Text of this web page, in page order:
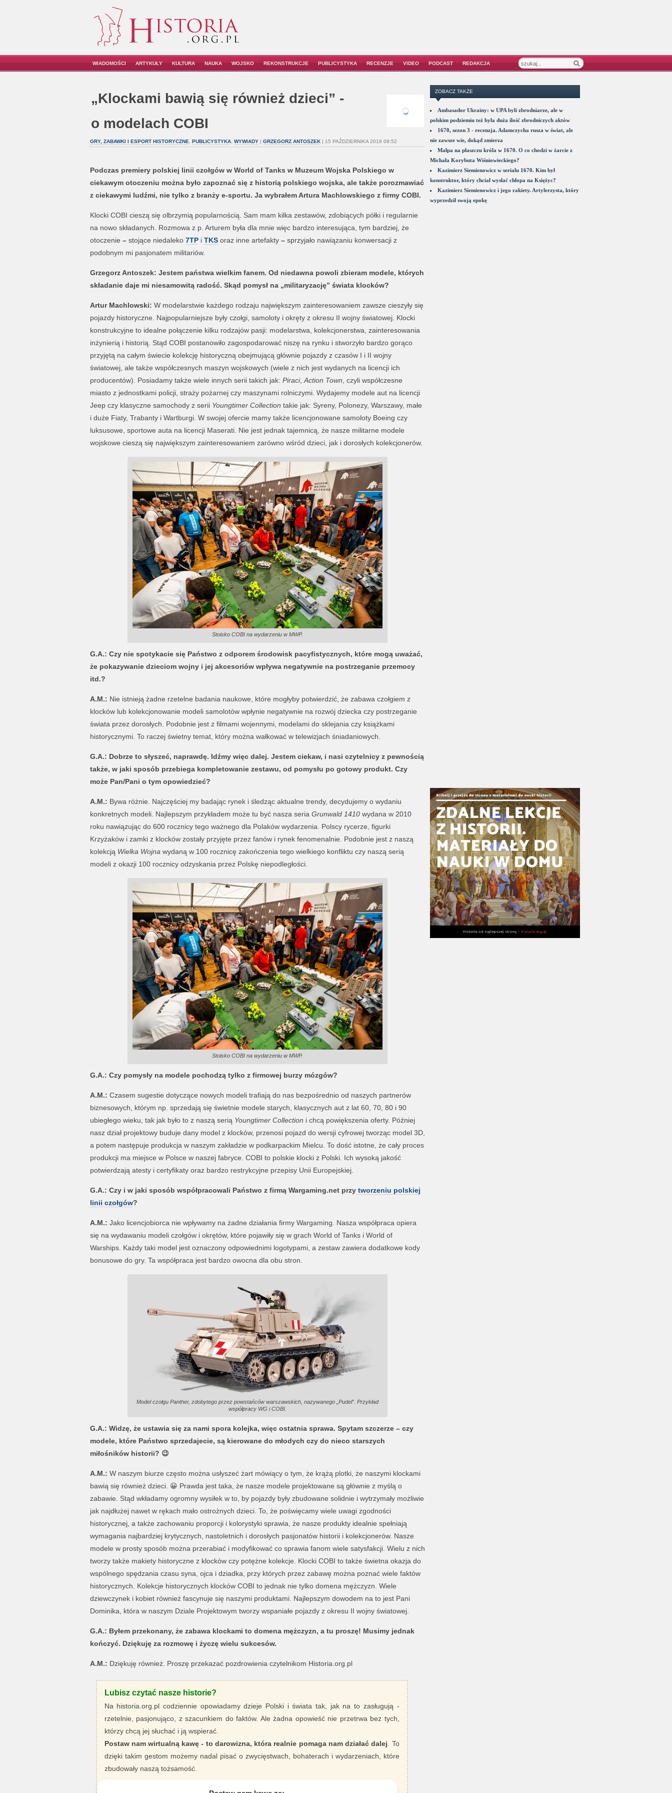
WIADOMOŚCI ARTYKUŁY KULTURA NAUKA WOJSKO REKONSTRUKCJE PUBLICYSTYKA RECENZJE VIDEO PODCAST REDAKCJA
„Klockami bawią się również dzieci” -
o modelach COBI
GRY, ZABAWKI I ESPORT HISTORYCZNE PUBLICYSTYKA, WYWIADY| GRZEGORZ ANTOSZEK| 15 PAŹDZIERNIKA 2018 09:52
Podczas premiery polskiej linii czołgów w World of Tanks w Muzeum Wojska Polskiego w
ciekawym otoczeniu można było zapoznać się z historią polskiego wojska, ale także porozmawiać
z ciekawymi ludźmi, nie tylko z branży e-sportu. Ja wybrałem Artura Machlowskiego z firmy COBI.
Klocki COBI cieszą się olbrzymią popularnością. Sam mam kilka zestawów, zdobiących półki i regularnie
na nowo składanych. Rozmowa z p. Arturem była dla mnie więc bardzo interesująca, tym bardziej, że
otoczenie –stojące niedaleko 7TPi TKSoraz inne artefakty –sprzyjało nawiązaniu konwersacji z
podobnym mi pasjonatem militariów.
Grzegorz Antoszek: Jestem państwa wielkim fanem. Od niedawna powoli zbieram modele, których
składanie daje mi niesamowitą radość. Skąd pomysł na „militaryzację” świata klocków?
Artur Machlowski: W modelarstwie każdego rodzaju największym zainteresowaniem zawsze cieszyły się
pojazdy historyczne. Najpopularniejsze były czołgi, samoloty i okręty z okresu II wojny światowej. Klocki
konstrukcyjne to idealne połączenie kilku rodzajów pasji: modelarstwa, kolekcjonerstwa, zainteresowania
inżynierią i historią. Stąd COBI postanowiło zagospodarować niszę na rynku i stworzyło bardzo gorąco
przyjętą na całym świecie kolekcję historyczną obejmującą głównie pojazdy z czasów I i II wojny
światowej, ale także współczesnych maszyn wojskowych (wiele z nich jest wydanych na licencji ich
producentów). Posiadamy także wiele innych serii takich jak: Piraci, Action Town , czyli współczesne
miasto z jednostkami policji, straży pożarnej czy maszynami rolniczymi. Wydajemy modele aut na licencji
Jeep czy klasyczne samochody z serii Youngtimer Collection takie jak: Syreny, Polonezy, Warszawy, małe
i duże Fiaty, Trabanty i Wartburgi. W swojej ofercie mamy także licencjonowane samoloty Boeing czy
luksusowe, sportowe auta na licencji Maserati. Nie jest jednak tajemnicą, że nasze militarne modele
wojskowe cieszą się największym zainteresowaniem zarówno wśród dzieci, jak i dorosłych kolekcjonerów.
Stoisko COBI na wydarzeniu w MWP.
G.A.: Czy nie spotykacie się Państwo z odporem środowisk pacyfistycznych, które mogą uważać,
że pokazywanie dzieciom wojny i jej akcesoriów wpływa negatywnie na postrzeganie przemocy
itd.?
A.M.: Nie istnieją żadne rzetelne badania naukowe, które mogłyby potwierdzić, że zabawa czołgiem z
klocków lub kolekcjonowanie modeli samolotów wpłynie negatywnie na rozwój dziecka czy postrzeganie
świata przez dorosłych. Podobnie jest z filmami wojennymi, modelami do sklejania czy książkami
historycznymi. To raczej świetny temat, który można wałkować w telewizjach śniadaniowych.
G.A.: Dobrze to słyszeć, naprawdę. Idźmy więc dalej. Jestem ciekaw, i nasi czytelnicy z pewnością
także, w jaki sposób przebiega kompletowanie zestawu, od pomysłu po gotowy produkt. Czy
może Pan/Pani o tym opowiedzieć?
A.M.: Bywa różnie. Najczęściej my badając rynek i śledząc aktualne trendy, decydujemy o wydaniu
konkretnych modeli. Najlepszym przykładem może tu być nasza seria Grunwald 1410wydana w 2010
roku nawiązując do 600 rocznicy tego ważnego dla Polaków wydarzenia. Polscy rycerze, figurki
Krzyżaków i zamki z klocków zostały przyjęte przez fanów i rynek fenomenalnie. Podobnie jest z naszą
kolekcją Wielka Wojna wydaną w 100 rocznicę zakończenia tego wielkiego konfliktu czy naszą serią
modeli z okazji 100 rocznicy odzyskania przez Polskę niepodległości.
Stoisko COBI na wydarzeniu w MWP.
G.A.: Czy pomysły na modele pochodzą tylko z firmowej burzy mózgów?
A.M.: Czasem sugestie dotyczące nowych modeli trafiają do nas bezpośrednio od naszych partnerów
biznesowych, którym np. sprzedają się świetnie modele starych, klasycznych aut z lat 60, 70, 80 i 90
ubiegłego wieku, tak jak było to z naszą serią Youngtimer Collection i chcą powiększenia oferty. Później
nasz dział projektowy buduje dany model z klocków, przenosi pojazd do wersji cyfrowej tworząc model 3D,
a potem następuje produkcja w naszym zakładzie w podkarpackim Mielcu. To dość istotne, że cały proces
produkcji ma miejsce w Polsce w naszej fabryce. COBI to polskie klocki z Polski. Ich wysoką jakość
potwierdzają atesty i certyfikaty oraz bardzo restrykcyjne przepisy Unii Europejskiej.
G.A.: Czy i w jaki sposób współpracowali Państwo z firmą Wargaming.net przytworzeniu polskiej
linii czołgów?
A.M.: Jako licencjobiorca nie wpływamy na żadne działania firmy Wargaming. Nasza współpraca opiera
się na wydawaniu modeli czołgów i okrętów, które pojawiły się w grach World of Tanks i World of
Warships. Każdy taki model jest oznaczony odpowiednimi logotypami, a zestaw zawiera dodatkowe kody
bonusowe do gry. Ta współpraca jest bardzo owocna dla obu stron.
Model czołgu Panther, zdobytego przez powstańców warszawskich, nazywanego „Pudel”. Przykład
współpracy WG i COBI.
G.A.: Widzę, że ustawia się za nami spora kolejka, więc ostatnia sprawa. Spytam szczerze – czy
modele, które Państwo sprzedajecie, są kierowane do młodych czy do nieco starszych
miłośników historii? 😉
A.M.: W naszym biurze często można usłyszeć żart mówiący o tym, że krążą plotki, że naszymi klockami
bawią się również dzieci. 😀 Prawda jest taka, że nasze modele projektowane są głównie z myślą o
zabawie. Stąd wkładamy ogromny wysiłek w to, by pojazdy były zbudowane solidnie i wytrzymały możliwie
jak najdłużej nawet w rękach mało ostrożnych dzieci. To, że poświęcamy wiele uwagi zgodności
historycznej, a także zachowaniu proporcji i kolorystyki sprawia, że nasze produkty idealnie spełniają
wymagania najbardziej krytycznych, nastoletnich i dorosłych pasjonatów historii i kolekcjonerów. Nasze
modele w prosty sposób można przerabiać i modyfikować co sprawia fanom wiele satysfakcji. Wielu z nich
tworzy także makiety historyczne z klocków czy potężne kolekcje. Klocki COBI to także świetna okazja do
wspólnego spędzania czasu syna, ojca i dziadka, przy których przez zabawę można poznać wiele faktów
historycznych. Kolekcje historycznych klocków COBI to jednak nie tylko domena mężczyzn. Wiele
dziewczynek i kobiet również fascynuje się naszymi produktami. Najlepszym dowodem na to jest Pani
Dominika, która w naszym Dziale Projektowym tworzy wspaniałe pojazdy z okresu II wojny światowej.
G.A.: Byłem przekonany, że zabawa klockami to domena mężczyzn, a tu proszę! Musimy jednak
kończyć. Dziękuję za rozmowę i życzę wielu sukcesów.
A.M.: Dziękuję również. Proszę przekazać pozdrowienia czytelnikom Historia.org.pl
Lubisz czytać nasze historie?
Na historia.org.pl codziennie opowiadamy dzieje Polski i świata tak, jak na to zasługują -
rzetelnie, pasjonująco, z szacunkiem do faktów. Ale żadna opowieść nie przetrwa bez tych,
którzy chcą jej słuchać i ją wspierać.
Postaw nam wirtualną kawę - to darowizna, która realnie pomaga nam działać dalej . To
dzięki takim gestom możemy nadal pisać o zwycięstwach, bohaterach i wydarzeniach, które
zbudowały naszą tożsamość.
ZOBACZ TAKŻE
Ambasador Ukrainy: w UPA byli zbrodniarze, ale w
polskim podziemiu też była duża ilość zbrodniczych aktów
1670, sezon 3 - recenzja. Adamczycha rusza w świat, ale
nie zawsze wie, dokąd zmierza
Małpa na płaszczu króla w 1670. O co chodzi w żarcie z
Michała Korybuta Wiśniowieckiego?
Kazimierz Siemienowicz w serialu 1670. Kim był
konstruktor, który chciał wysłać chłopa na Księżyc?
Kazimierz Siemienowicz i jego rakiety. Artylerzysta, który
wyprzedził swoją epokę